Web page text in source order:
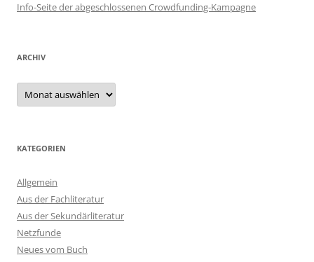
Info-Seite der abgeschlossenen Crowdfunding-Kampagne
ARCHIV
Archiv
KATEGORIEN
Allgemein
Aus der Fachliteratur
Aus der Sekundärliteratur
Netzfunde
Neues vom Buch